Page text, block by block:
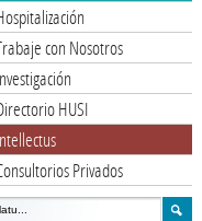
con Nosotros
HUSI
Privados